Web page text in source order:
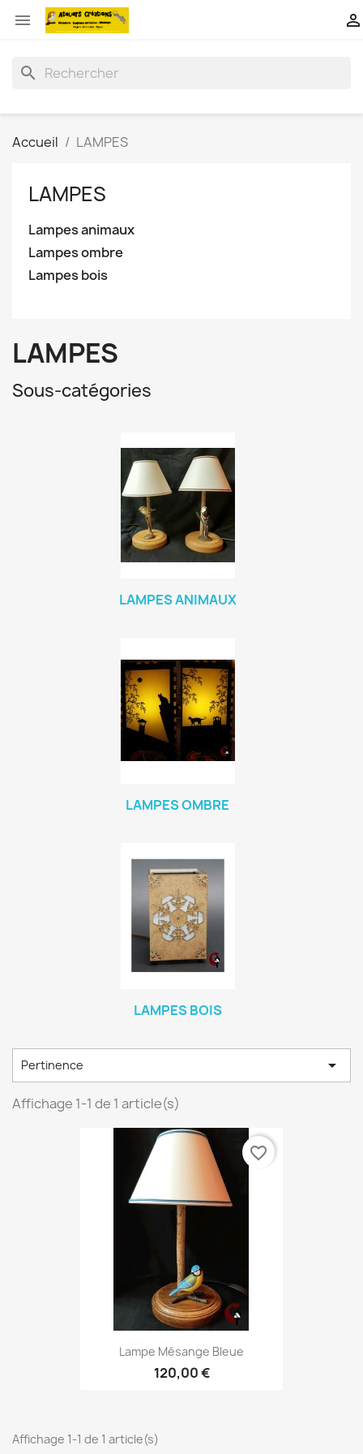
 
search
Accueil LAMPES
LAMPES
Lampes animaux
Lampes ombre
Lampes bois
LAMPES
Sous-catégories
LAMPES ANIMAUX
LAMPES OMBRE
LAMPES BOIS
Pertinence 
Affichage 1-1 de 1 article(s)
Lampe Mésange Bleue
120,00 €
favorite_border
Affichage 1-1 de 1 article(s)